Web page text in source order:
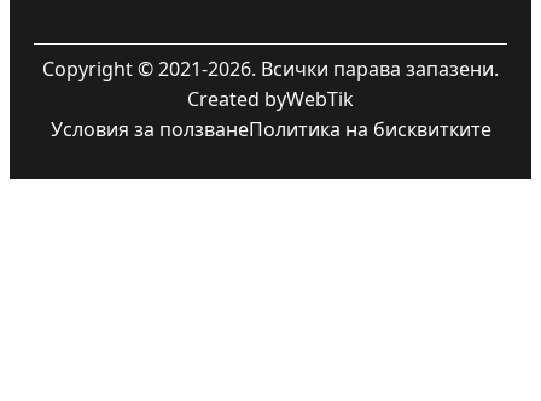
Copyright © 2021-2026. Всички парава запазени.
Created byWebTik
Условия за ползванеПолитика на бисквитките